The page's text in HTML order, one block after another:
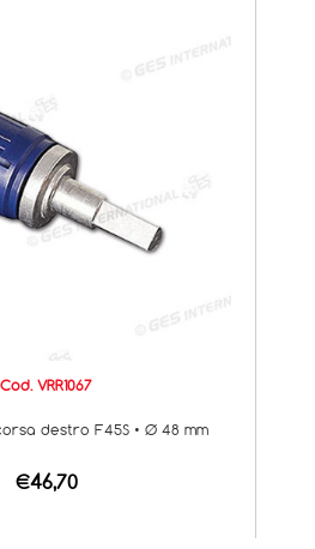
Cod. VRR1067
destro F45S • Ø 48 mm
€46,70